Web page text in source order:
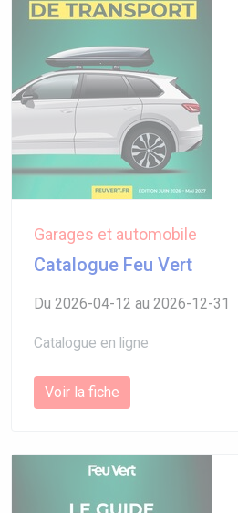
Garages et automobile
Catalogue Feu Vert
Du 2026-04-12 au 2026-12-31
Catalogue en ligne
Voir la fiche